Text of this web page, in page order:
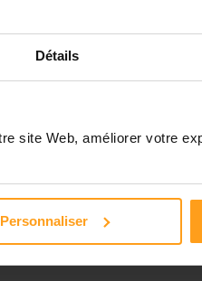
Détails
site Web, améliorer votre
Personnaliser
Disponible de 00:00